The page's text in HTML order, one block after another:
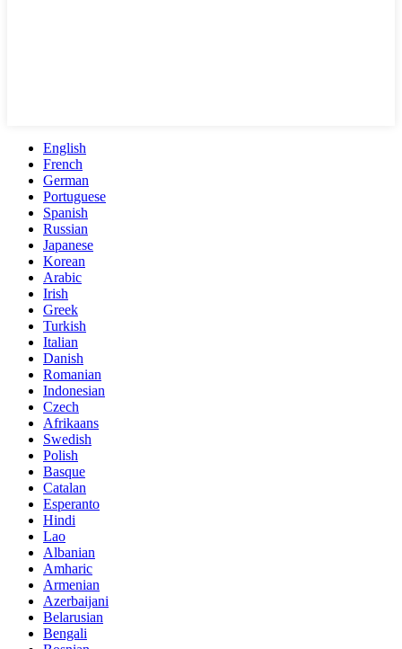
English
French
German
Portuguese
Spanish
Russian
Japanese
Korean
Arabic
Irish
Greek
Turkish
Italian
Danish
Romanian
Indonesian
Czech
Afrikaans
Swedish
Polish
Basque
Catalan
Esperanto
Hindi
Lao
Albanian
Amharic
Armenian
Azerbaijani
Belarusian
Bengali